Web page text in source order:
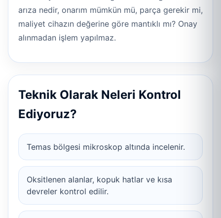
arıza nedir, onarım mümkün mü, parça gerekir mi,
maliyet cihazın değerine göre mantıklı mı? Onay
alınmadan işlem yapılmaz.
Teknik Olarak Neleri Kontrol
Ediyoruz?
Temas bölgesi mikroskop altında incelenir.
Oksitlenen alanlar, kopuk hatlar ve kısa
devreler kontrol edilir.